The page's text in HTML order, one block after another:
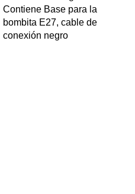
Contiene Base para la
bombita E27, cable de
conexión negro